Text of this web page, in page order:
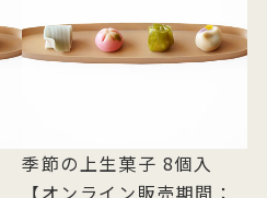
季節の上生菓子 8個入
【オンライン販売期間：